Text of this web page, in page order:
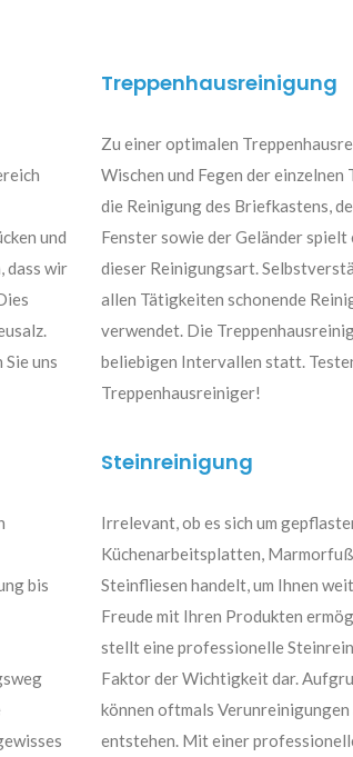
und
dass wir
uns
Treppenhausreinigung
Zu einer optimalen
Wischen und Fegen der einzelnen
die Reinigung des Briefkastens,
Fenster sowie der Geländer
dieser Reinigungsart.
allen Tätigkeiten schonende
verwendet. Die
beliebigen Intervallen statt.
Treppenhausreiniger!
bis
Steinreinigung
Irrelevant, ob es sich um
Küchenarbeitsplatten,
Steinfliesen handelt, um Ihnen
Freude mit Ihren Produkten
stellt eine professionelle
Faktor der Wichtigkeit dar.
können oftmals Verunreinigungen
entstehen. Mit einer